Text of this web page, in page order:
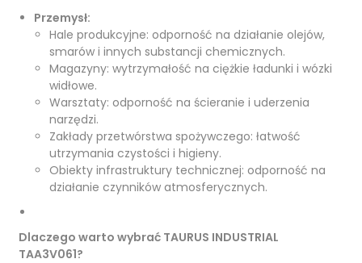
Przemysł:
Hale produkcyjne: odporność na działanie olejów,
smarów i innych substancji chemicznych.
Magazyny: wytrzymałość na ciężkie ładunki i wózki
widłowe.
Warsztaty: odporność na ścieranie i uderzenia
narzędzi.
Zakłady przetwórstwa spożywczego: łatwość
utrzymania czystości i higieny.
Obiekty infrastruktury technicznej: odporność na
działanie czynników atmosferycznych.
Dlaczego warto wybrać TAURUS INDUSTRIAL
TAA3V061?